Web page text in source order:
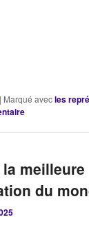
| Marqué avecles
meilleure
du